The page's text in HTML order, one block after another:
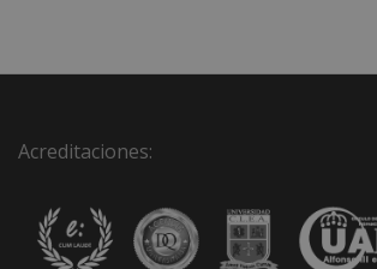
Acreditaciones: